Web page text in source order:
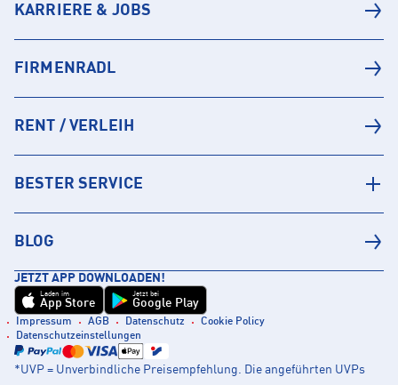
KARRIERE & JOBS
FIRMENRADL
RENT / VERLEIH
BESTER SERVICE
BLOG
JETZT APP DOWNLOADEN!
Laden im
App Store
Jetzt bei
Google Play
Impressum AGB Datenschutz
Cookie Policy
Datenschutzeinstellungen
*UVP = Unverbindliche Preisempfehlung. Die angeführten UVPs